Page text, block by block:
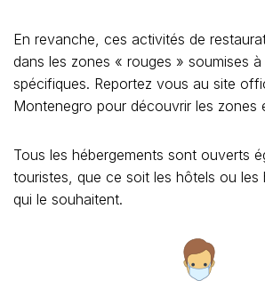
En revanche, ces activités de
dans les zones « rouges » soumises
spécifiques. Reportez vous au site
Montenegro pour découvrir les zones
Tous les hébergements sont ouverts
touristes, que ce soit les hôtels ou les
qui le souhaitent.